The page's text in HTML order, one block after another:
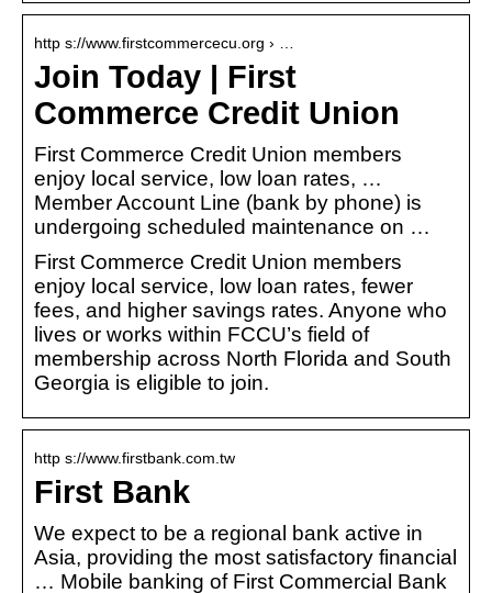
http s://www.firstcommercecu.org › …
Join Today | First
Commerce Credit Union
First Commerce Credit Union members
enjoy local service, low loan rates, …
Member Account Line (bank by phone) is
undergoing scheduled maintenance on …
First Commerce Credit Union members
enjoy local service, low loan rates, fewer
fees, and higher savings rates. Anyone who
lives or works within FCCU’s field of
membership across North Florida and South
Georgia is eligible to join.
http s://www.firstbank.com.tw
First Bank
We expect to be a regional bank active in
Asia, providing the most satisfactory financial
… Mobile banking of First Commercial Bank